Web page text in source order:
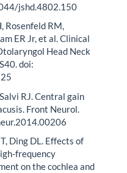
jshd.4802.150
Rosenfeld RM,
ER Jr, et al. Clinical
Head Neck
doi:
RJ. Central gain
Front Neurol.
Ding DL. Effects of
frequency
on the cochlea and